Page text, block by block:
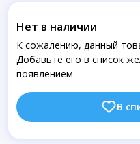
Нет в наличии
К сожалению, данный
Добавьте его в список
появлением
В